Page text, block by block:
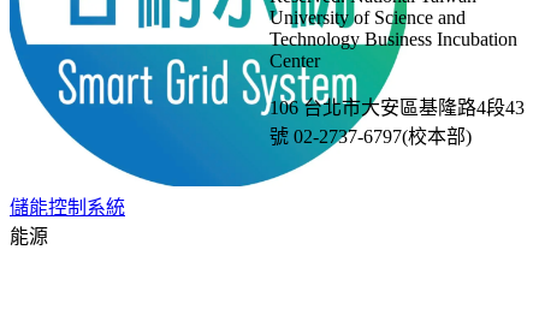
儲能控制系統
能源
University of Science and
Technology Business Incubation
Center
106 台北市大安區基隆路4段43
號 02-2737-6797(校本部)